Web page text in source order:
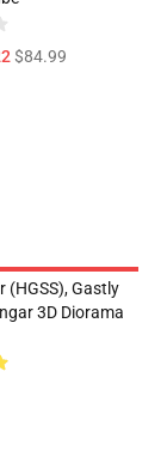
$84.99
(HGSS), Gastly
3D Diorama